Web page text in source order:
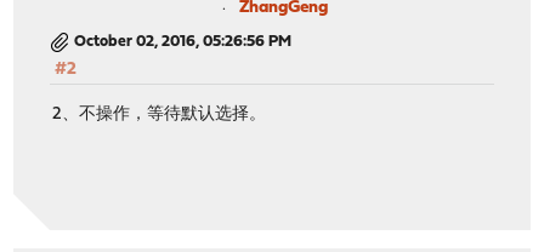
ZhangGeng
October 02, 2016, 05:26:56 PM
#2
2、不操作，等待默认选择。